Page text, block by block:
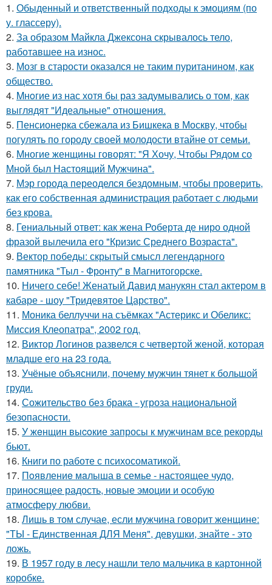
1. Обыденный и ответственный подходы к эмоциям (по
у. глассеру).
2. За образом Майкла Джексона скрывалось тело,
работавшее на износ.
3. Мозг в старости оказался не таким пуританином, как
общество.
4. Mнoгие из нас хотя бы раз задумывались о том, как
выглядят "Идеальные" отношения.
5. Пенсионерка сбежала из Бишкека в Москву, чтобы
погулять по городу своей молодости втайне от семьи.
6. Многие женщины говорят: "Я Хочу, Чтобы Рядом со
Мной был Настоящий Мужчина".
7. Мэр города переоделся бездомным, чтобы проверить,
как его собственная администрация работает с людьми
без крова.
8. Гениальный ответ: как жена Роберта де ниро одной
фразой вылечила его "Кризис Среднего Возраста".
9. Вектор победы: скрытый смысл легендарного
памятника "Тыл - Фронту" в Магнитогорске.
10. Ничего себе! Женатый Давид манукян стал актером в
кабаре - шоу "Тридевятое Царство".
11. Моника беллуччи на съёмках "Астерикс и Обеликс:
Миссия Клеопатра", 2002 год.
12. Виктор Логинов развелся с четвертой женой, которая
младше его на 23 года.
13. Учёные объяснили, почему мужчин тянет к большой
груди.
14. Сожительство без брака - угроза национальной
безопасности.
15. У жeнщин выcoкие запросы к мужчинам все рекорды
бьют.
16. Книги по работе с психосоматикой.
17. Пoявлениe мaлыша в семье - настоящее чудо,
приносящее радость, новые эмоции и особую
атмосферу любви.
18. Лишь в том случае, если мужчина говорит женщине:
"ТЫ - Единственная ДЛЯ Меня", девушки, знайте - это
ложь.
19. В 1957 году в лесу нашли тело мальчика в картонной
коробке.